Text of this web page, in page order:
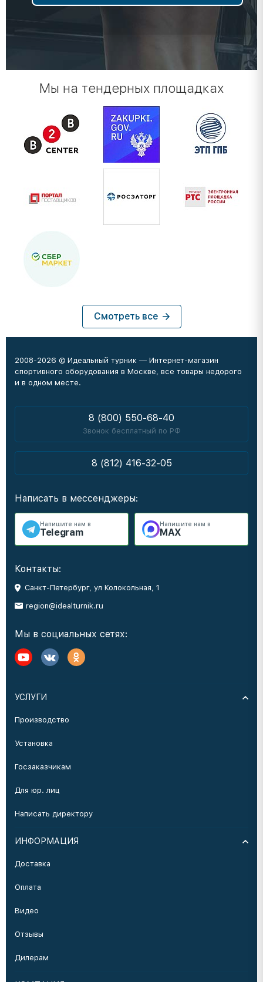
Мы на тендерных площадках
Смотреть все
2008-2026 © Идеальный турник — Интернет-магазин
спортивного оборудования в Москве, все товары недорого
и в одном месте.
8 (800) 550-68-40
Звонок бесплатный по РФ
8 (812) 416-32-05
Написать в мессенджеры:
Напишите нам в
Telegram
Напишите нам в
MAX
Контакты:
Санкт-Петербург, ул Колокольная, 1
region@idealturnik.ru
Мы в социальных сетях:
УСЛУГИ
Производство
Установка
Госзаказчикам
Для юр. лиц
Написать директору
ИНФОРМАЦИЯ
Доставка
Оплата
Видео
Отзывы
Дилерам